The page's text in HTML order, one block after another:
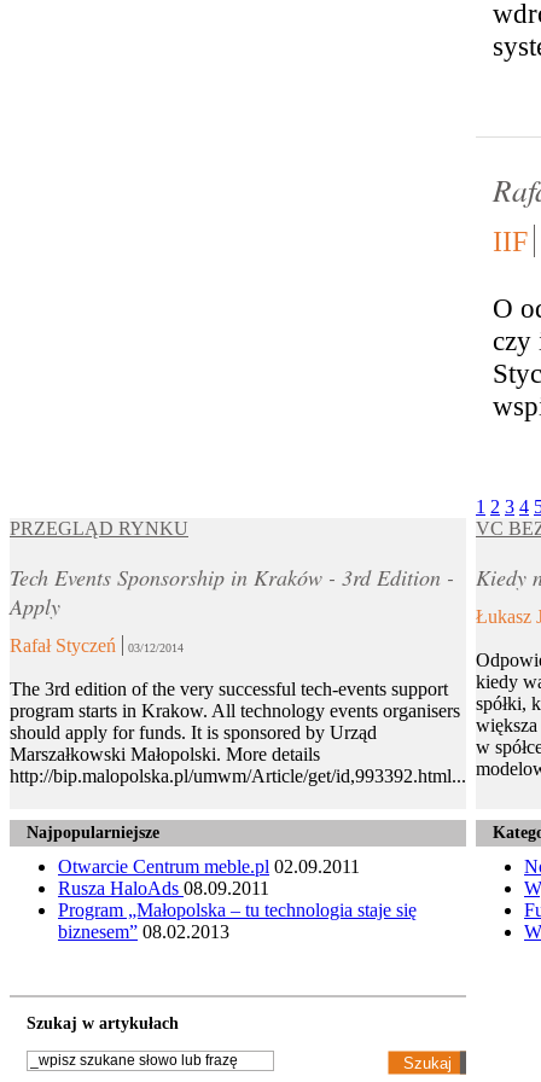
IIF
O
czy
1 2 3 4
PRZEGLĄD RYNKU
Tech Events Sponsorship in Kraków - 3rd Edition -
Apply
Rafał Styczeń 03/12/2014
The 3rd edition of the very successful tech-events support
program starts in Krakow. All technology events organisers
should apply for funds. It is sponsored by Urząd
Marszałkowski Małopolski. More details
http://bip.malopolska.pl/umwm/Article/get/id,993392.html...
VC
Kiedy
Łukasz
kiedy
spółki,
większa
w
Najpopularniejsze
Otwarcie Centrum meble.pl 02.09.2011
Rusza HaloAds 08.09.2011
Program „Małopolska – tu technologia staje się
biznesem” 08.02.2013
Szukaj w artykułach